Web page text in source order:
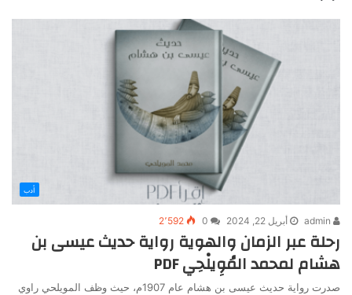
أدب
أبريل 22, 2024 0 2٬592
رحلة عبر الزمان والهوية رواية حديث عيسى بن
هشام لمحمد المُوِيلْحِي PDF
صدرت رواية حديث عيسى بن هشام عام 1907م، حيث وظف المويلحي راوي